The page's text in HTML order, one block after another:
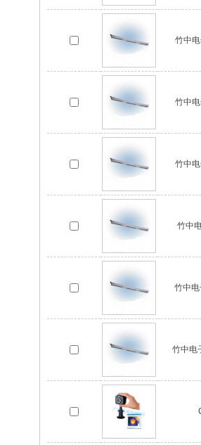
竹中
竹中
竹中
竹中
竹中
竹中电